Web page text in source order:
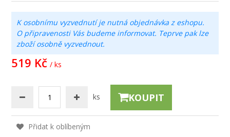
K osobnímu vyzvednutí je nutná objednávka z eshopu.
O připravenosti Vás budeme informovat. Teprve pak lze
zboží osobně vyzvednout.
519 Kč / ks
ks KOUPIT
Přidat k oblíbeným